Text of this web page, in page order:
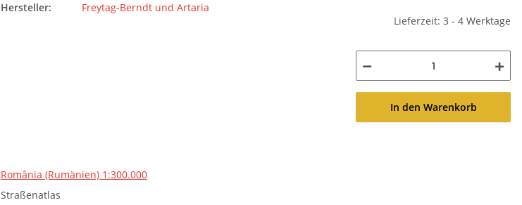
Hersteller:
Freytag-Berndt und Artaria
Lieferzeit: 3 - 4 Werktage
In den Warenkorb
România (Rumänien) 1:300.000
Straßenatlas